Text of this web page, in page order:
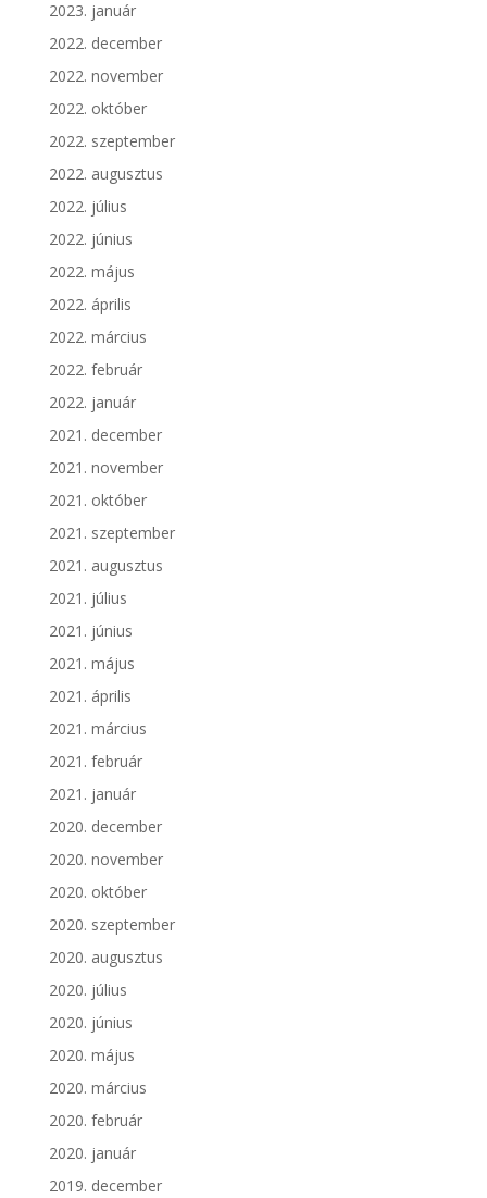
2023. január
2022. december
2022. november
2022. október
2022. szeptember
2022. augusztus
2022. július
2022. június
2022. május
2022. április
2022. március
2022. február
2022. január
2021. december
2021. november
2021. október
2021. szeptember
2021. augusztus
2021. július
2021. június
2021. május
2021. április
2021. március
2021. február
2021. január
2020. december
2020. november
2020. október
2020. szeptember
2020. augusztus
2020. július
2020. június
2020. május
2020. március
2020. február
2020. január
2019. december